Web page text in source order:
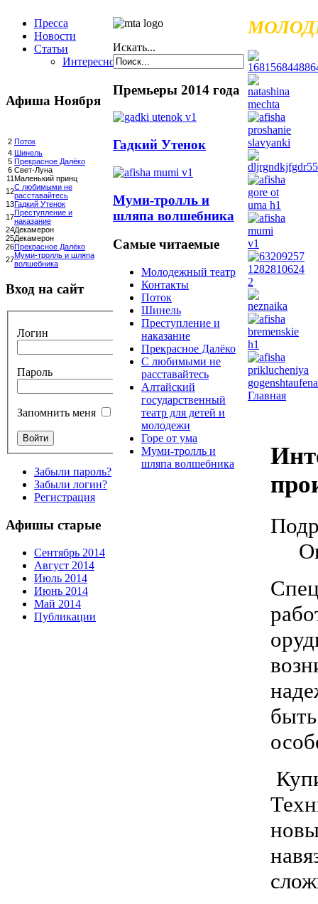
Пресса
Новости
Статьи
Интересное
Афиша Ноября
2 Поток
4 Шинель
5 Прекрасное Далёко
6 Свет-Луна
11Маленький принц
12С любимыми не
расставайтесь
13Гадкий Утенок
17Преступление и
наказание
24Декамерон
25Декамерон
26Прекрасное Далёко
27Муми-тролль и шляпа
волшебника
Вход на сайт
Логин
Пароль
Запомнить меня
Забыли пароль?
Забыли логин?
Регистрация
Афишы старые
Сентябрь 2014
Август 2014
Июль 2014
Июнь 2014
Май 2014
Публикации
Искать...
Премьеры 2014 года
Гадкий Утенок
Муми-тролль и
шляпа волшебника
Самые читаемые
Молодежный театр
Контакты
Поток
Шинель
Преступление и
наказание
Прекрасное Далёко
С любимыми не
расставайтесь
Алтайский
государственный
театр для детей и
молодежи
Горе от ума
Муми-тролль и
шляпа волшебника
Главная